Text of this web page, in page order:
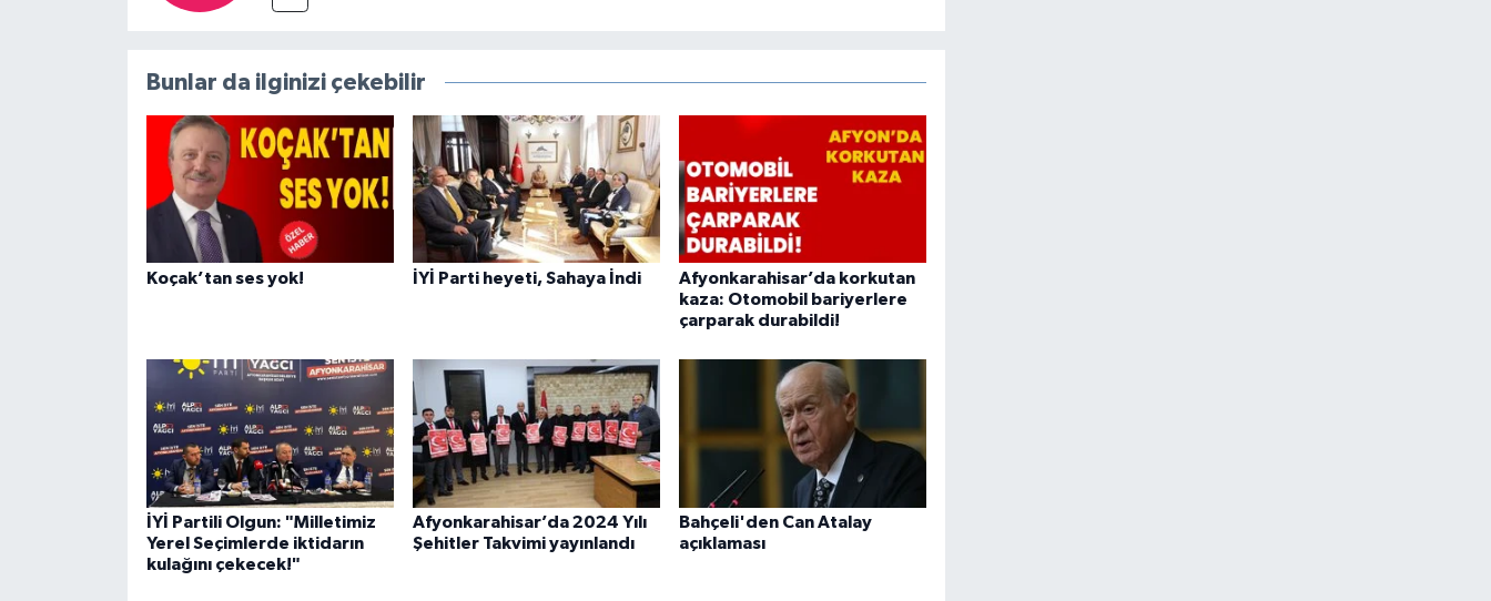
Bunlar da ilginizi çekebilir
Koçak’tan ses yok! İYİ Parti heyeti, Sahaya İndi
Afyonkarahisar’da korkutan
kaza: Otomobil bariyerlere
çarparak durabildi!
İYİ Partili Olgun: "Milletimiz
Yerel Seçimlerde iktidarın
kulağını çekecek!"
Afyonkarahisar’da 2024 Yılı
Şehitler Takvimi yayınlandı
Bahçeli'den Can Atalay
açıklaması